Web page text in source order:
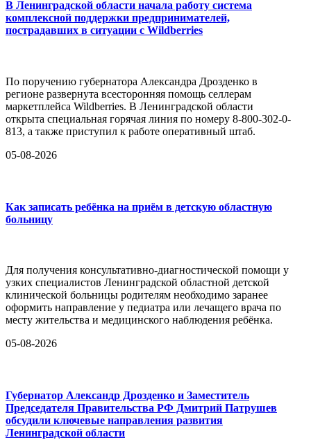
В Ленинградской области начала работу система
комплексной поддержки предпринимателей,
пострадавших в ситуации с Wildberries
По поручению губернатора Александра Дрозденко в
регионе развернута всесторонняя помощь селлерам
маркетплейса Wildberries. В Ленинградской области
открыта специальная горячая линия по номеру 8-800-302-0-
813, а также приступил к работе оперативный штаб.
05-08-2026
Как записать ребёнка на приём в детскую областную
больницу
Для получения консультативно-диагностической помощи у
узких специалистов Ленинградской областной детской
клинической больницы родителям необходимо заранее
оформить направление у педиатра или лечащего врача по
месту жительства и медицинского наблюдения ребёнка.
05-08-2026
Губернатор Александр Дрозденко и Заместитель
Председателя Правительства РФ Дмитрий Патрушев
обсудили ключевые направления развития
Ленинградской области